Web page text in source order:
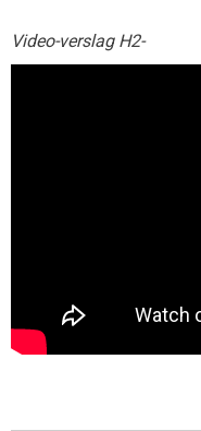
Video-verslag H2-